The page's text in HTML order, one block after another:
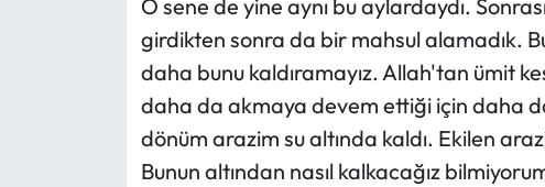
O sene de yine aynı bu aylardaydı.
girdikten sonra da bir mahsul alamadık.
daha bunu kaldıramayız. Allah'tan ümit
daha da akmaya devem ettiği için daha
dönüm arazim su altında kaldı. Ekilen
Bunun altından nasıl kalkacağız